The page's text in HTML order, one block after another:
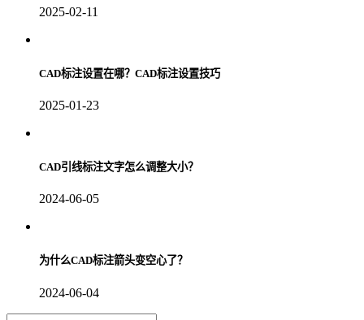
2025-02-11
CAD标注设置在哪？CAD标注设置技巧
2025-01-23
CAD引线标注文字怎么调整大小？
2024-06-05
为什么CAD标注箭头变空心了？
2024-06-04